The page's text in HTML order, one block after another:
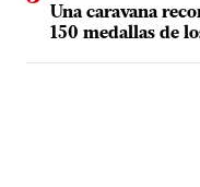
Una caravana
150 medallas de